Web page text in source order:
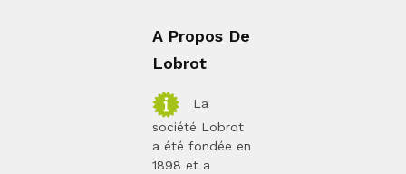
A Propos De
Lobrot
La
société Lobrot
a été fondée en
1898 et a